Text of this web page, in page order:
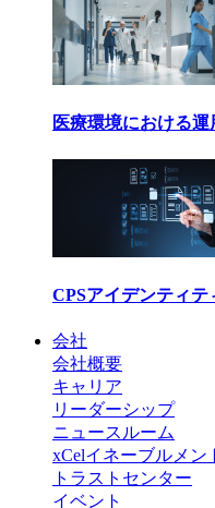
医療環境における
CPSアイデンティ
会社
会社概要
キャリア
リーダーシップ
ニュースルーム
xCelイネーブルメン
トラストセンター
イベント